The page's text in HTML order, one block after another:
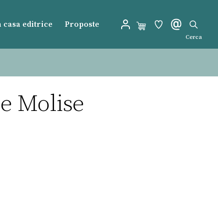
casa editrice Proposte
Cerca
Molise